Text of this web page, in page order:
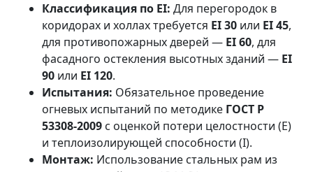
Классификация по EI: Для перегородок в
коридорах и холлах требуется EI 30 или EI 45,
для противопожарных дверей — EI 60, для
фасадного остекления высотных зданий — EI
90 или EI 120.
Испытания: Обязательное проведение
огневых испытаний по методике ГОСТ Р
53308-2009 с оценкой потери целостности (E)
и теплоизолирующей способности (I).
Монтаж: Использование стальных рам из